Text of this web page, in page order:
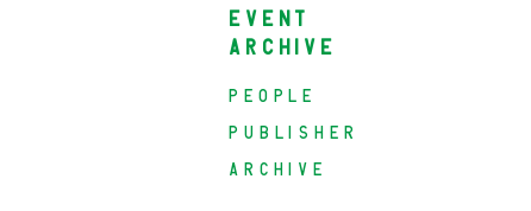
EVENT
ARCHIVE
PEOPLE
PUBLISHER
ARCHIVE